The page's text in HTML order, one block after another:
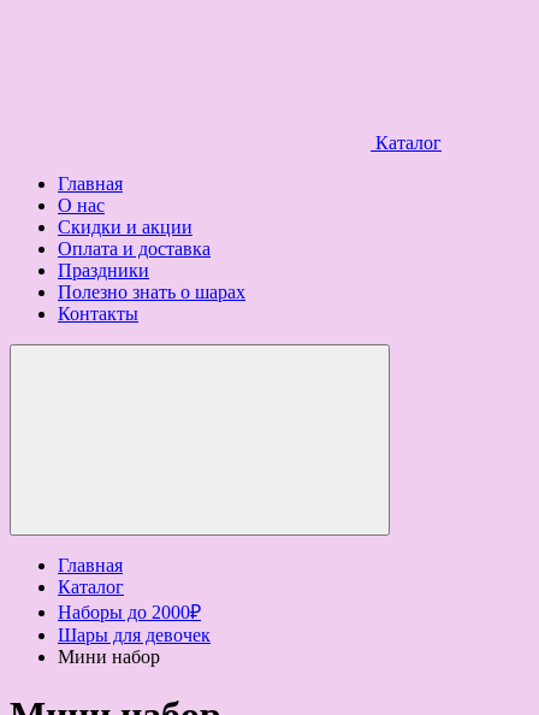
Каталог
Главная
О нас
Скидки и акции
Оплата и доставка
Праздники
Полезно знать о шарах
Контакты
Главная
Каталог
Наборы до 2000₽
Шары для девочек
Мини набор